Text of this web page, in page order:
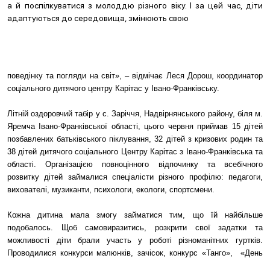
а й поспілкуватися з молоддю різного віку. І за цей час, діти
адаптуються до середовища, змінюють свою
поведінку та погляди на світ», – відмічає Леся Дорош, координатор
соціального дитячого центру Карітас у Івано-Франківську.
Літній оздоровчий табір у с. Заріччя, Надвірнянського району, біля м.
Яремча Івано-Франківської області, цього червня приймав 15 дітей
позбавлених батьківського піклування, 32 дітей з кризових родин та
38 дітей дитячого соціального Центру Карітас з Івано-Франківська та
області. Організацією повноцінного відпочинку та всебічного
розвитку дітей займалися спеціалісти різного профілю: педагоги,
вихователі, музиканти, психологи, екологи, спортсмени.
Кожна дитина мала змогу займатися тим, що їй найбільше
подобалось. Щоб самовиразитись, розкрити свої задатки та
можливості діти брали участь у роботі різноманітних гуртків.
Проводилися конкурси малюнків, зачісок, конкурс «Танго», «День